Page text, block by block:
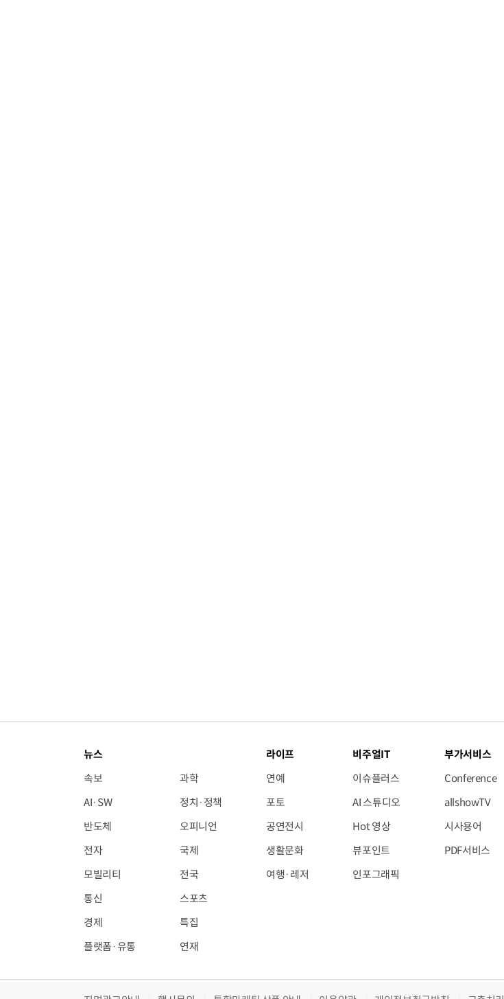
뉴스
속보
AI·SW
반도체
전자
모빌리티
통신
경제
플랫폼·유통
과학
정치·정책
오피니언
국제
전국
스포츠
특집
연재
라이프
연예
포토
공연전시
생활문화
여행·레저
비주얼IT
이슈플러스
AI 스튜디오
Hot 영상
뷰포인트
인포그래픽
부가서비스
Conference
allshowTV
시사용어
PDF서비스